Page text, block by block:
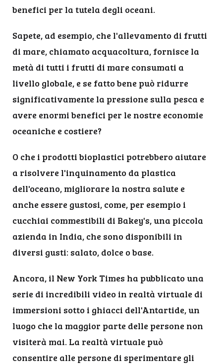
benefici per la tutela degli oceani.
Sapete, ad esempio, che l'allevamento di frutti
di mare, chiamato acquacoltura, fornisce la
metà di tutti i frutti di mare consumati a
livello globale, e se fatto bene può ridurre
significativamente la pressione sulla pesca e
avere enormi benefici per le nostre economie
oceaniche e costiere?
O che i prodotti bioplastici potrebbero aiutare
a risolvere l'inquinamento da plastica
dell'oceano, migliorare la nostra salute e
anche essere gustosi, come, per esempio i
cucchiai commestibili di Bakey's, una piccola
azienda in India, che sono disponibili in
diversi gusti: salato, dolce o base.
Ancora, il New York Times ha pubblicato una
serie di incredibili video in realtà virtuale di
immersioni sotto i ghiacci dell'Antartide, un
luogo che la maggior parte delle persone non
visiterà mai. La realtà virtuale può
consentire alle persone di sperimentare gli